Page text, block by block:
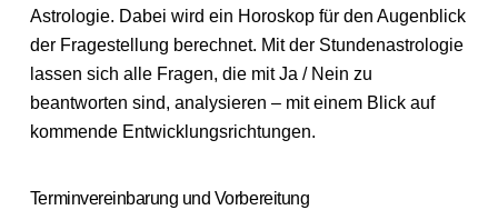
Astrologie. Dabei wird ein Horoskop für den Augenblick
der Fragestellung berechnet. Mit der Stundenastrologie
lassen sich alle Fragen, die mit Ja / Nein zu
beantworten sind, analysieren – mit einem Blick auf
kommende Entwicklungsrichtungen.
Terminvereinbarung und Vorbereitung